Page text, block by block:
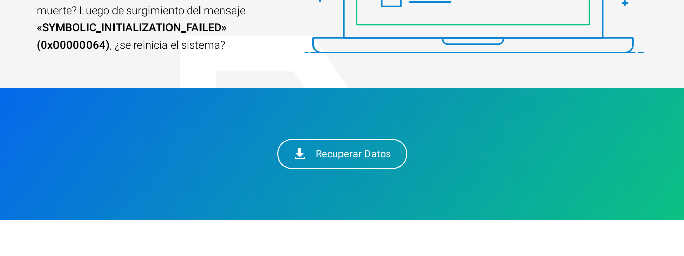
muerte? Luego de surgimiento del mensaje
«SYMBOLIC_INITIALIZATION_FAILED»
(0x00000064), ¿se reinicia el sistema?
Recuperar Datos